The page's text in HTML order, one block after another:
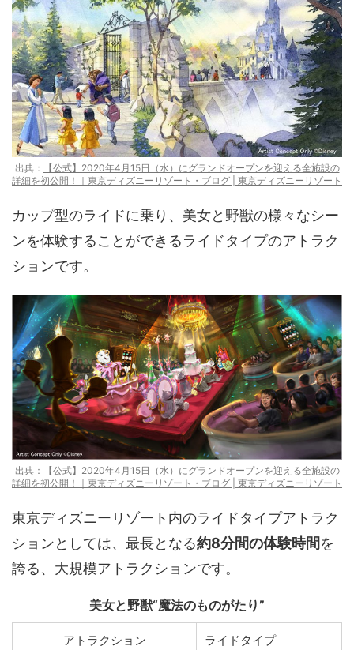
出典：
【公式】2020年4月15日（水）にグランドオープンを迎える全施設の
詳細を初公開！｜東京ディズニーリゾート・ブログ | 東京ディズニーリゾート
カップ型のライドに乗り、美女と野獣の様々なシー
ンを体験することができるライドタイプのアトラク
ションです。
出典：
【公式】2020年4月15日（水）にグランドオープンを迎える全施設の
詳細を初公開！｜東京ディズニーリゾート・ブログ | 東京ディズニーリゾート
東京ディズニーリゾート内のライドタイプアトラク
ションとしては、最長となる約8分間の体験時間を
誇る、大規模アトラクションです。
美女と野獣“魔法のものがたり”
アトラクション
ライドタイプ